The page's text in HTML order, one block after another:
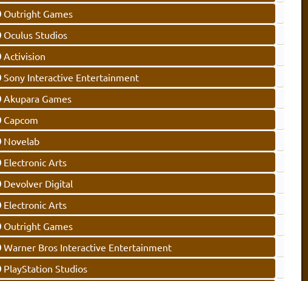
Outright Games
Oculus Studios
Activision
Sony Interactive Entertainment
Akupara Games
Capcom
Novelab
Electronic Arts
Devolver Digital
Electronic Arts
Outright Games
Warner Bros Interactive Entertainment
PlayStation Studios